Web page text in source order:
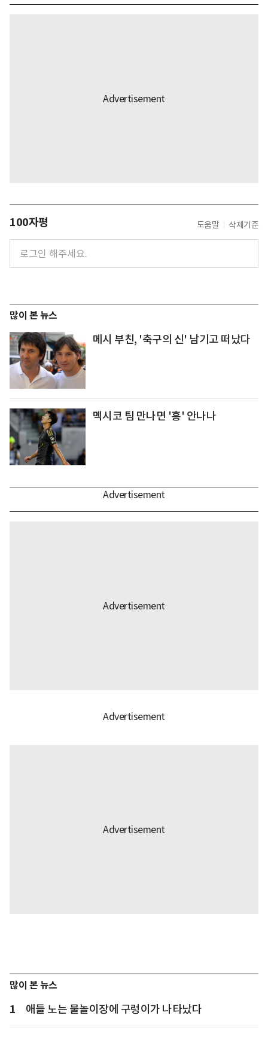
100자평 도움말 삭제기준
많이 본 뉴스
메시 부친, '축구의 신' 남기고 떠났다
멕시코 팀 만나면 '흥' 안나나
많이 본 뉴스
1 애들 노는 물놀이장에 구렁이가 나타났다